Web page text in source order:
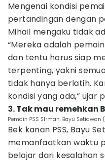
Mengenai kondisi
pertandingan dengan
Mihail mengaku tidak
“Mereka adalah
dan tentu harus siap
terpenting, yakni
tidak hanya berlatih.
kondisi yang ada,” ujar
3. Tak mau remehkan
Pemain PSS Slrman, Bayu
Bek kanan PSS, Bayu
memanfaatkan waktu
belajar dari kesalahan